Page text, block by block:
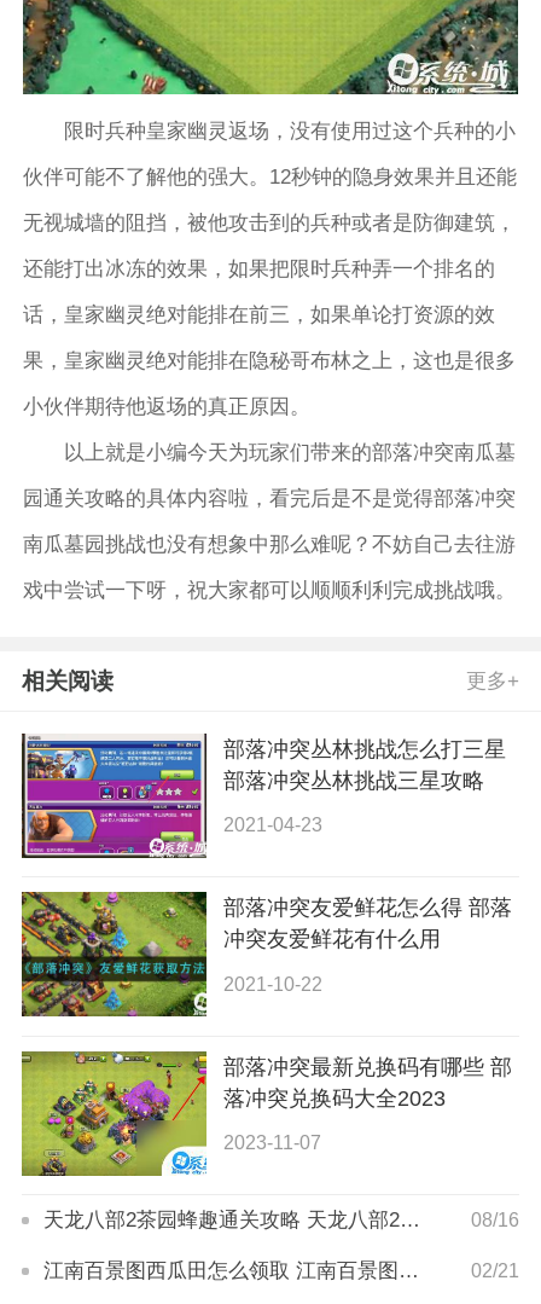
限时兵种皇家幽灵返场，没有使用过这个兵种的小
伙伴可能不了解他的强大。12秒钟的隐身效果并且还能
无视城墙的阻挡，被他攻击到的兵种或者是防御建筑，
还能打出冰冻的效果，如果把限时兵种弄一个排名的
话，皇家幽灵绝对能排在前三，如果单论打资源的效
果，皇家幽灵绝对能排在隐秘哥布林之上，这也是很多
小伙伴期待他返场的真正原因。
以上就是小编今天为玩家们带来的部落冲突南瓜墓
园通关攻略的具体内容啦，看完后是不是觉得部落冲突
南瓜墓园挑战也没有想象中那么难呢？不妨自己去往游
戏中尝试一下呀，祝大家都可以顺顺利利完成挑战哦。
相关阅读 更多+
部落冲突丛林挑战怎么打三星
部落冲突丛林挑战三星攻略
2021-04-23
部落冲突友爱鲜花怎么得 部落
冲突友爱鲜花有什么用
2021-10-22
部落冲突最新兑换码有哪些 部
落冲突兑换码大全2023
2023-11-07
天龙八部2茶园蜂趣通关攻略 天龙八部2茶园蜂趣怎么玩 08/16
江南百景图西瓜田怎么领取 江南百景图西瓜田获取攻略 02/21